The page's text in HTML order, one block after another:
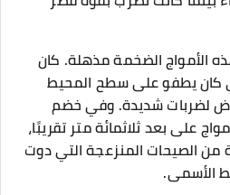
الأمواج الضخمة مذهلة. كان
كان يطفو على سطح المحيط
لضربات شديدة. وفي خضم
على بعد ثلاثمائة متر تقريبًا،
الصيحات المنزعجة التي دوت
الأسمى.